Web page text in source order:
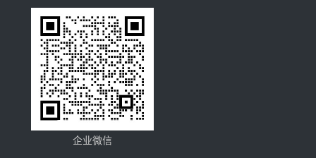
企业微信